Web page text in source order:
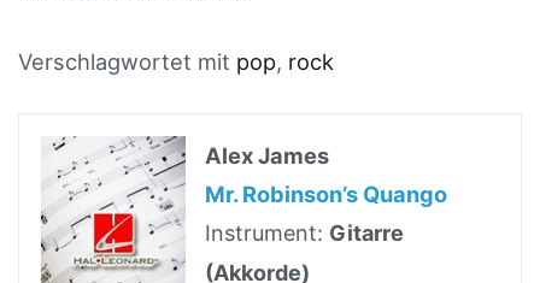
Verschlagwortet mit pop, rock
Alex James
Mr. Robinson’s Quango
Instrument: Gitarre
(Akkorde)